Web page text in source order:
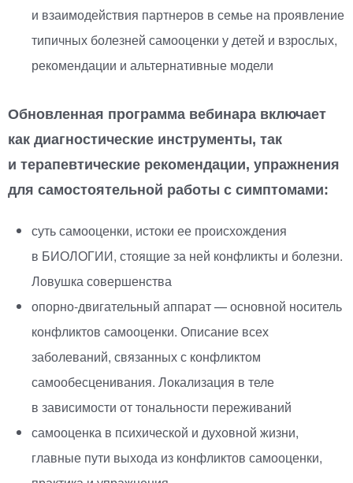
и взаимодействия партнеров в семье на проявление
типичных болезней самооценки у детей и взрослых,
рекомендации и альтернативные модели
Обновленная программа вебинара включает
как диагностические инструменты, так
и терапевтические рекомендации, упражнения
для самостоятельной работы с симптомами:
суть самооценки, истоки ее происхождения
в БИОЛОГИИ, стоящие за ней конфликты и болезни.
Ловушка совершенства
опорно-двигательный аппарат — основной носитель
конфликтов самооценки. Описание всех
заболеваний, связанных с конфликтом
самообесценивания. Локализация в теле
в зависимости от тональности переживаний
самооценка в психической и духовной жизни,
главные пути выхода из конфликтов самооценки,